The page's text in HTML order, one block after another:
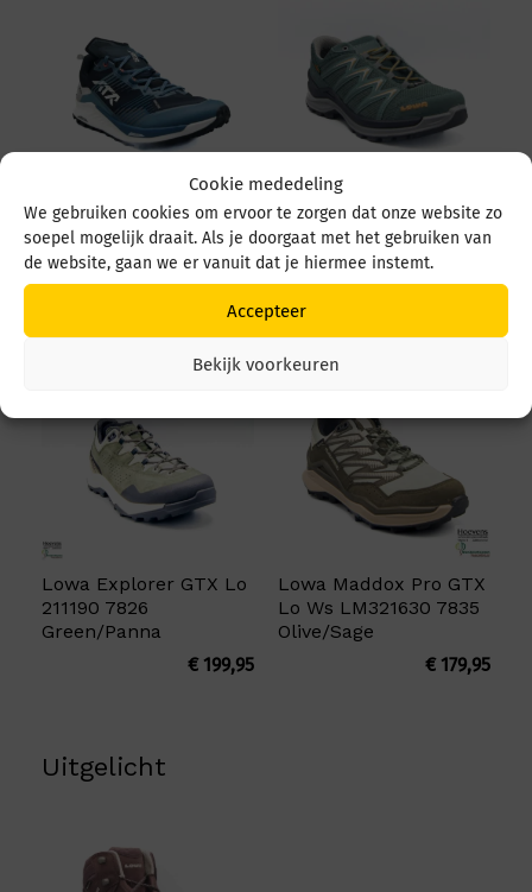
Cookie mededeling
We gebruiken cookies om ervoor te zorgen dat onze website zo
soepel mogelijk draait. Als je doorgaat met het gebruiken van
de website, gaan we er vanuit dat je hiermee instemt.
Accepteer
Bekijk voorkeuren
Lowa Madrix M
LT311830 6930
Navy/Grey
Lowa Innox Pro
4Daagse WS LD521709
7119 Conifer/Mandarijn
Lowa Explorer GTX Lo
211190 7826
Green/Panna
€199,95
Lowa Maddox Pro GTX
Lo Ws LM321630 7835
Olive/Sage
€179,95
Uitgelicht